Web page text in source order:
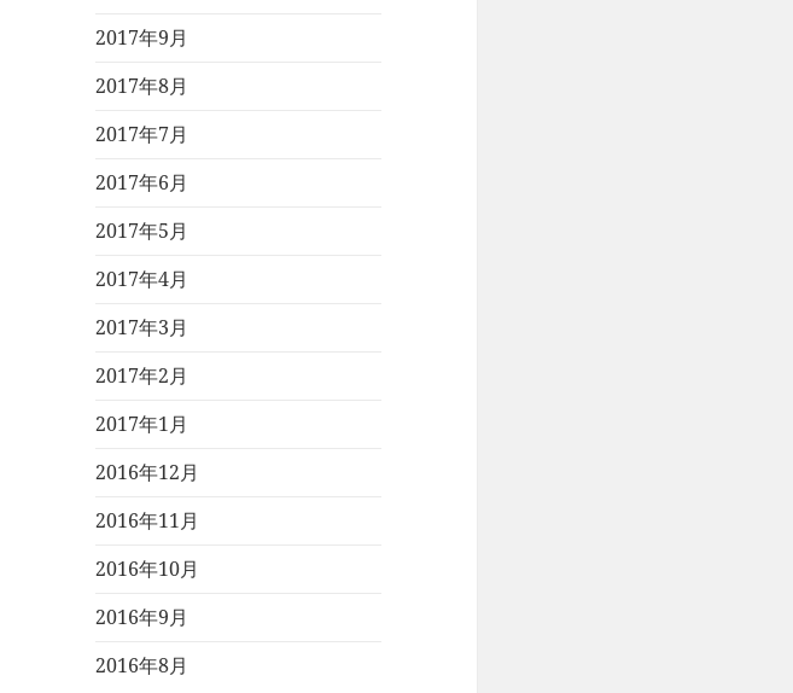
2017年9月
2017年8月
2017年7月
2017年6月
2017年5月
2017年4月
2017年3月
2017年2月
2017年1月
2016年12月
2016年11月
2016年10月
2016年9月
2016年8月